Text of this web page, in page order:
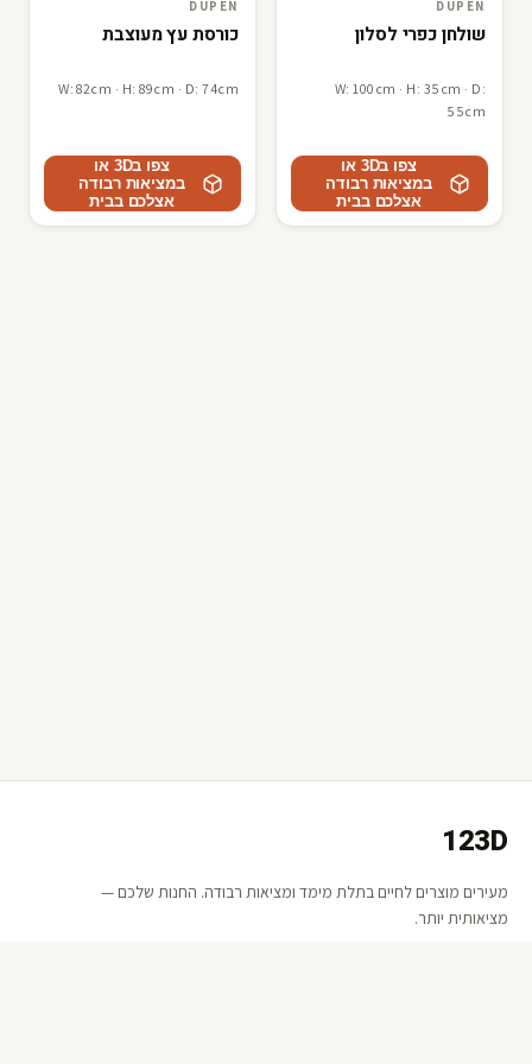
3D · AR
DUPEN
DUPEN
שולחן כפרי לסלון
W: 100cm · H: 35cm · D:
55cm
צפו ב3D או
במציאות רבודה
אצלכם בבית
3D · AR
DUPEN
DUPEN
כורסת עץ מעוצבת
W: 82cm · H: 89cm · D: 74cm
צפו ב3D או
במציאות רבודה
אצלכם בבית
123D
מעירים מוצרים לחיים בתלת מימד ומציאות רבודה. החנות שלכם —
מציאותית יותר.